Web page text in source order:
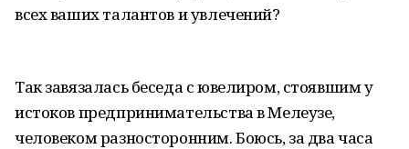
всех ваших талантов и увлечений?
Так завязалась беседа с ювелиром, стоявшим у
истоков предпринимательства в Мелеузе,
человеком разносторонним. Боюсь, за два часа